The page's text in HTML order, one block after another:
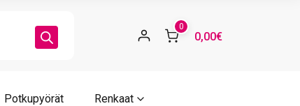
0
0,00€
Potkupyörät Renkaat